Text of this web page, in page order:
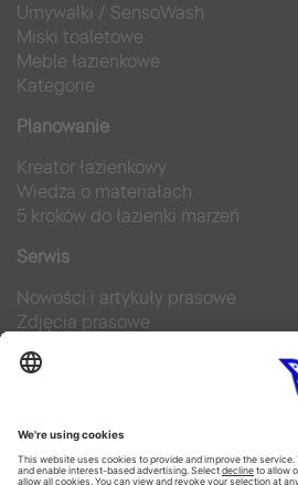
Umywalki / SensoWash
Miski toaletowe
Meble łazienkowe
Kategorie
Planowanie
Kreator łazienkowy
Wiedza o materiałach
5 kroków do łazienki marzeń
Serwis
Nowości i artykuły prasowe
Zdjęcia prasowe
Firma Duravit
Kontakt